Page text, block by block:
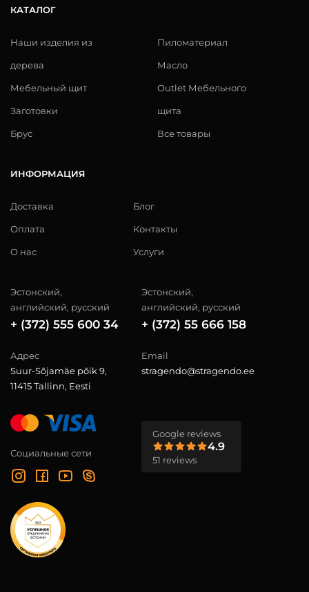
КАТАЛОГ
Наши изделия из
дерева
Мебельный щит
Заготовки
Брус
Пиломатериал
Масло
Outlet Мебельного
щита
Все товары
ИНФОРМАЦИЯ
Доставка
Оплата
О нас
Блог
Контакты
Услуги
Эстонский,
английский, русский
+ (372) 555 600 34
Эстонский,
английский, русский
+ (372) 55 666 158
Адрес
Suur-Sõjamäe põik 9,
11415 Tallinn, Eesti
Email
stragendo@stragendo.ee
Социальные сети
Google reviews
4.9
51 reviews